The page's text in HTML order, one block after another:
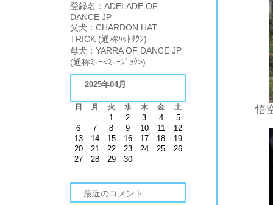
登録名：ADELADE OF
DANCE JP
父犬：CHARDON HAT
TRICK (通称ﾊｯﾄﾘｸﾝ)
母犬：YARRA OF DANCE JP
(通称ﾐｭｰ<ﾐｭｰｼﾞｯｸ>)
2025年04月
日 月 火 水 木 金 土
1 2 3 4
5
6
7 8 9 10 11
12
13
14 15 16 17 18
19
20
21 22 23 24 25
26
27
28 29 30
最近のコメント
悟